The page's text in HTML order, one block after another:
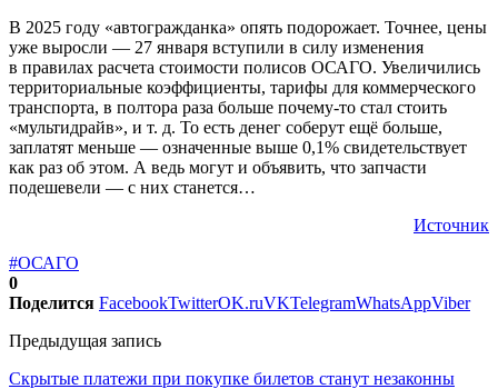
В 2025 году «автогражданка» опять подорожает. Точнее, цены
уже выросли — 27 января вступили в силу изменения
в правилах расчета стоимости полисов ОСАГО. Увеличились
территориальные коэффициенты, тарифы для коммерческого
транспорта, в полтора раза больше почему-то стал стоить
«мультидрайв», и т. д. То есть денег соберут ещё больше,
заплатят меньше — означенные выше 0,1% свидетельствует
как раз об этом. А ведь могут и объявить, что запчасти
подешевели — с них станется…
Источник
#ОСАГО
0
Поделится FacebookTwitterOK.ruVKTelegramWhatsAppViber
Предыдущая запись
Скрытые платежи при покупке билетов станут незаконны